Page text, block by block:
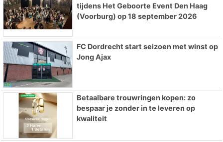
tijdens Het Geboorte Event Den Haag
(Voorburg) op 18 september 2026
FC Dordrecht start seizoen met winst op
Jong Ajax
Betaalbare trouwringen kopen: zo
bespaar je zonder in te leveren op
kwaliteit